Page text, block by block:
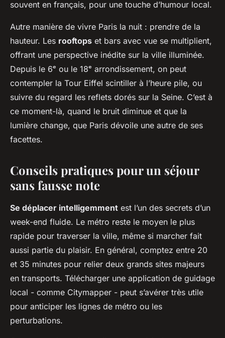
souvent en français, pour une touche d’humour local.
Autre manière de vivre Paris la nuit : prendre de la
hauteur. Les rooftops et bars avec vue se multiplient,
offrant une perspective inédite sur la ville illuminée.
Depuis le 6ᵉ ou le 18ᵉ arrondissement, on peut
contempler la Tour Eiffel scintiller à l’heure pile, ou
suivre du regard les reflets dorés sur la Seine. C’est à
ce moment-là, quand le bruit diminue et que la
lumière change, que Paris dévoile une autre de ses
facettes.
Conseils pratiques pour un séjour
sans fausse note
Se déplacer intelligemment est l’un des secrets d’un
week-end fluide. Le métro reste le moyen le plus
rapide pour traverser la ville, même si marcher fait
aussi partie du plaisir. En général, comptez entre 20
et 35 minutes pour relier deux grands sites majeurs
en transports. Télécharger une application de guidage
local - comme Citymapper - peut s’avérer très utile
pour anticiper les lignes de métro ou les
perturbations.